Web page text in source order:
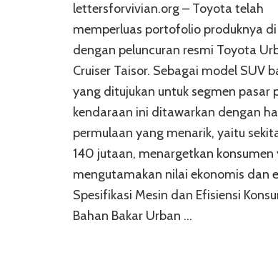
lettersforvivian.org – Toyota telah
memperluas portofolio produknya
dengan peluncuran resmi Toyota
Cruiser Taisor. Sebagai model SUV
yang ditujukan untuk segmen pasar
kendaraan ini ditawarkan dengan
permulaan yang menarik, yaitu
140 jutaan, menargetkan konsumen
mengutamakan nilai ekonomis dan
Spesifikasi Mesin dan Efisiensi
Bahan Bakar Urban …